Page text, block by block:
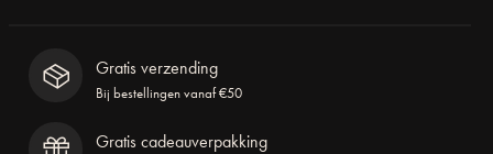
Gratis verzending
Bij bestellingen vanaf €50
Gratis cadeauverpakking